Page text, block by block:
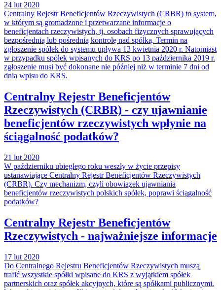
24 lut 2020
Centralny Rejestr Beneficjentów Rzeczywistych (CRBR) to system,
w którym są gromadzone i przetwarzane informacje o
beneficjentach rzeczywistych, tj. osobach fizycznych sprawujących
bezpośrednią lub pośrednią kontrolę nad spółką. Termin na
zgłoszenie spółek do systemu upływa 13 kwietnia 2020 r. Natomiast
w przypadku spółek wpisanych do KRS po 13 października 2019 r.
zgłoszenie musi być dokonane nie później niż w terminie 7 dni od
dnia wpisu do KRS.
Centralny Rejestr Beneficjentów
Rzeczywistych (CRBR) - czy ujawnianie
beneficjentów rzeczywistych wpłynie na
ściągalność podatków?
21 lut 2020
W październiku ubiegłego roku weszły w życie przepisy
ustanawiające Centralny Rejestr Beneficjentów Rzeczywistych
(CRBR). Czy mechanizm, czyli obowiązek ujawniania
beneficjentów rzeczywistych polskich spółek, poprawi ściągalność
podatków?
Centralny Rejestr Beneficjentów
Rzeczywistych - najważniejsze informacje
17 lut 2020
Do Centralnego Rejestru Beneficjentów Rzeczywistych muszą
trafić wszystkie spółki wpisane do KRS z wyjątkiem spółek
partnerskich oraz spółek akcyjnych, które są spółkami publicznymi.